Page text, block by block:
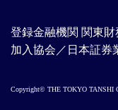
登録金融機関 関東
加入協会／日本証券
Copyright© THE TOKYO TANSHI